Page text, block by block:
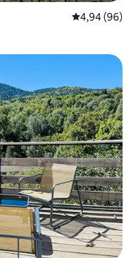
Évaluation
4,94 (96)